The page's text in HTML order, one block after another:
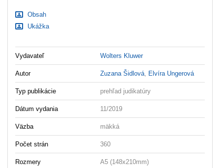
Obsah
Ukážka
Vydavateľ Wolters Kluwer
Autor Zuzana Šidlová Elvíra Ungerová
Typ publikácie prehľad judikatúry
Dátum vydania 11/2019
Väzba mäkká
Počet strán 360
Rozmery A5 (148x210mm)